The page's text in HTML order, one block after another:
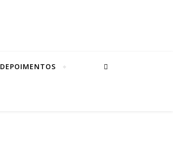
DEPOIMENTOS